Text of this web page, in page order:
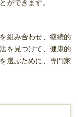
ができます。
組み合わせ、継続的
を見つけて、健康的
選ぶために、専門家